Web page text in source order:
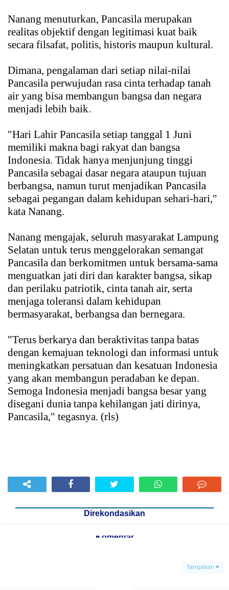
Nanang menuturkan, Pancasila merupakan
realitas objektif dengan legitimasi kuat baik
secara filsafat, politis, historis maupun kultural.
Dimana, pengalaman dari setiap nilai-nilai
Pancasila perwujudan rasa cinta terhadap tanah
air yang bisa membangun bangsa dan negara
menjadi lebih baik.
"Hari Lahir Pancasila setiap tanggal 1 Juni
memiliki makna bagi rakyat dan bangsa
Indonesia. Tidak hanya menjunjung tinggi
Pancasila sebagai dasar negara ataupun tujuan
berbangsa, namun turut menjadikan Pancasila
sebagai pegangan dalam kehidupan sehari-hari,"
kata Nanang.
Nanang mengajak, seluruh masyarakat Lampung
Selatan untuk terus menggelorakan semangat
Pancasila dan berkomitmen untuk bersama-sama
menguatkan jati diri dan karakter bangsa, sikap
dan perilaku patriotik, cinta tanah air, serta
menjaga toleransi dalam kehidupan
bermasyarakat, berbangsa dan bernegara.
"Terus berkarya dan beraktivitas tanpa batas
dengan kemajuan teknologi dan informasi untuk
meningkatkan persatuan dan kesatuan Indonesia
yang akan membangun peradaban ke depan.
Semoga Indonesia menjadi bangsa besar yang
disegani dunia tanpa kehilangan jati dirinya,
Pancasila," tegasnya. (rls)
Direkondasikan
Komentar
Tampilkan